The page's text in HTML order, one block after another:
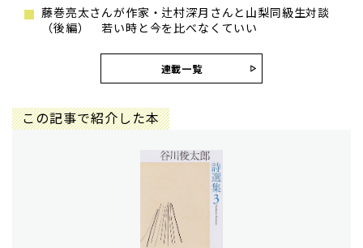
藤巻亮太さんが作家・辻村深月さんと山梨同級生対談
（後編） 若い時と今を比べなくていい
連載一覧
この記事で紹介した本